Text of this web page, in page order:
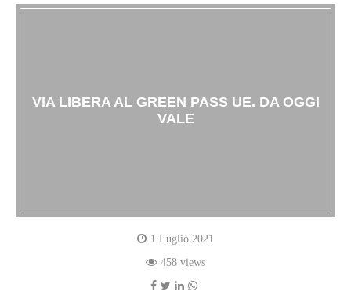
VIA LIBERA AL GREEN PASS UE. DA OGGI
VALE
1 Luglio 2021
458 views